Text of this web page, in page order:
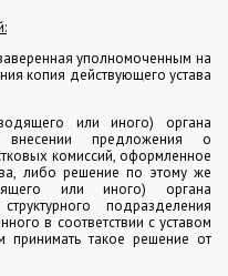
уполномоченным на
копия действующего устава
или иного) органа
предложения о
комиссий, оформленное
либо решение по этому же
или иного) органа
подразделения
в соответствии с уставом
принимать такое решение от